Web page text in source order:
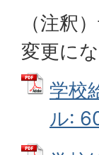
（注釈
変更に
学校
ル: